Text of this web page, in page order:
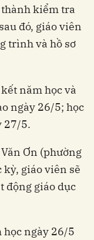
thành kiểm tra
đó, giáo viên
trình và hồ sơ
năm học và
ngày 26/5; học
27/5.
Ơn (phường
giáo viên sẽ
động giáo dục
học ngày 26/5